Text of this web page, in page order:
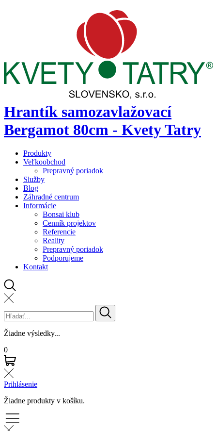
Hrantík samozavlažovací
Bergamot 80cm - Kvety Tatry
Produkty
Veľkoobchod
Prepravný poriadok
Služby
Blog
Záhradné centrum
Informácie
Bonsai klub
Cenník projektov
Referencie
Reality
Prepravný poriadok
Podporujeme
Kontakt
Žiadne výsledky...
0
Prihlásenie
Žiadne produkty v košíku.